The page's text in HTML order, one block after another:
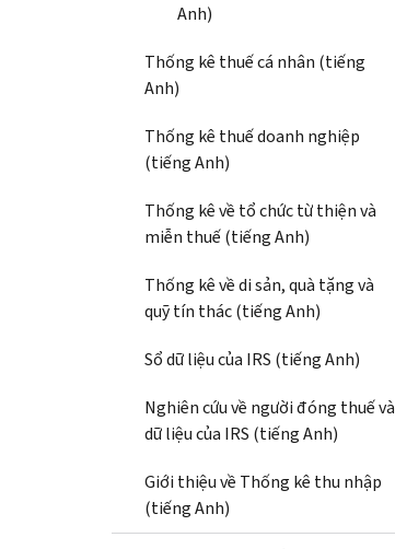
Anh)
Thống kê thuế cá nhân (tiếng
Anh)
Thống kê thuế doanh nghiệp
(tiếng Anh)
Thống kê về tổ chức từ thiện và
miễn thuế (tiếng Anh)
Thống kê về di sản, quà tặng và
quỹ tín thác (tiếng Anh)
Sổ dữ liệu của IRS (tiếng Anh)
Nghiên cứu về người đóng thuế và
dữ liệu của IRS (tiếng Anh)
Giới thiệu về Thống kê thu nhập
(tiếng Anh)